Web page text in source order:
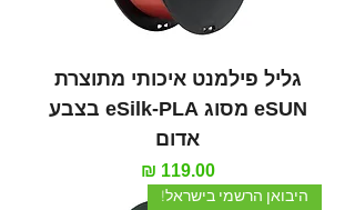
גליל פילמנט איכותי מתוצרת
eSUN מסוג eSilk-PLA בצבע
אדום
מחיר‏119.00 ‏₪
היבואן הרשמי בישראל!